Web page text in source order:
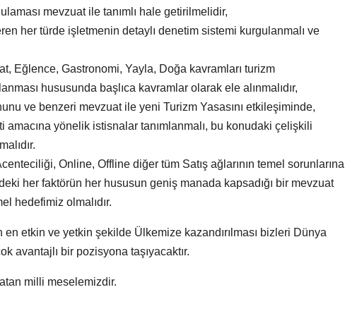
mevzuat ile tanımlı hale getirilmelidir,
her türde işletmenin detaylı denetim sistemi kurgulanmalı ve
Eğlence, Gastronomi, Yayla, Doğa kavramları turizm
hususunda başlıca kavramlar olarak ele alınmalıdır,
ve benzeri mevzuat ile yeni Turizm Yasasını etkileşiminde,
amacına yönelik istisnalar tanımlanmalı, bu konudaki çelişkili
Online, Offline diğer tüm Satış ağlarının temel sorunlarına
her faktörün her hususun geniş manada kapsadığı bir mevzuat
hedefimiz olmalıdır.
en etkin ve yetkin şekilde Ülkemize kazandırılması bizleri Dünya
avantajlı bir pozisyona taşıyacaktır.
milli meselemizdir.